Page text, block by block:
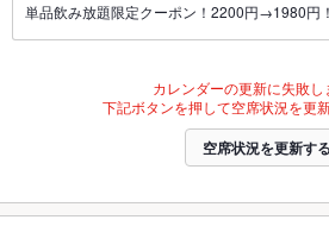
単品飲み放題限定クーポン！2200円→1980円
カレンダーの更新に失敗し
下記ボタンを押して空席状況を更
空席状況を更新する